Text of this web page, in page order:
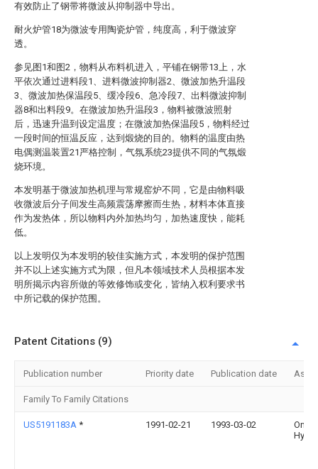
有效防止了钢带将微波从抑制器中导出。
耐火炉管18为微波专用陶瓷炉管，纯度高，利于微波穿
透。
参见图1和图2，物料从布料机进入，平铺在钢带13上，水
平依次通过进料段1、进料微波抑制器2、微波加热升温段
3、微波加热保温段5、缓冷段6、急冷段7、出料微波抑制
器8和出料段9。在微波加热升温段3，物料被微波照射
后，迅速升温到设定温度；在微波加热保温段5，物料经过
一段时间的恒温反应，达到煅烧的目的。物料的温度由热
电偶测温装置21严格控制，气氛系统23提供不同的气氛煅
烧环境。
本发明基于微波加热机理与常规窑炉不同，它是由物料吸
收微波后分子间发生高频震荡摩擦而生热，材料本体直接
作为发热体，所以物料内外加热均匀，加热速度快，能耗
低。
以上发明仅为本发明的较佳实施方式，本发明的保护范围
并不以上述实施方式为限，但凡本领域技术人员根据本发
明所揭示内容所做的等效修饰或变化，皆纳入权利要求书
中所记载的保护范围。
Patent Citations (9)
Publication number Priority date Publication date
Family To Family Citations
US5191183A * 1991-02-21 1993-03-02
Hydro